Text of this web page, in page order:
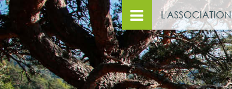
L'ASSOCIATION